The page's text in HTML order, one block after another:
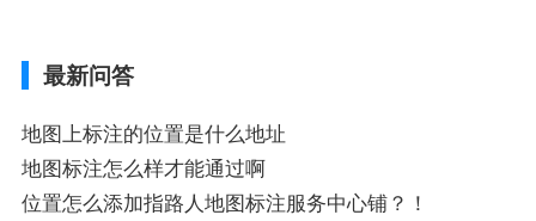
正文！
最新问答
地图上标注的位置是什么地址
地图标注怎么样才能通过啊
位置怎么添加指路人地图标注服务中心铺？！